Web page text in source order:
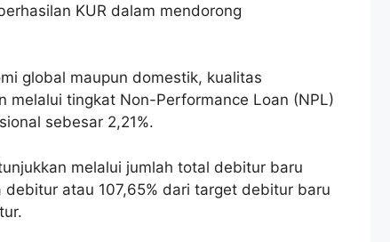
KUR dalam mendorong
global maupun domestik, kualitas
melalui tingkat Non-Performance Loan (NPL)
sebesar 2,21%.
melalui jumlah total debitur baru
atau 107,65% dari target debitur baru